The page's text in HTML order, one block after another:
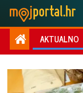
AKTUALNO